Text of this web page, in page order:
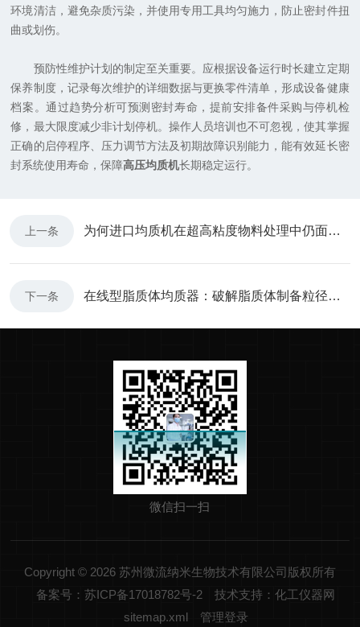
环境清洁，避免杂质污染，并使用专用工具均匀施力，防止密封件扭
曲或划伤。
预防性维护计划的制定至关重要。应根据设备运行时长建立定期
保养制度，记录每次维护的详细数据与更换零件清单，形成设备健康
档案。通过趋势分析可预测密封寿命，提前安排备件采购与停机检
修，最大限度减少非计划停机。操作人员培训也不可忽视，使其掌握
正确的启停程序、压力调节方法及初期故障识别能力，能有效延长密
封系统使用寿命，保障高压均质机长期稳定运行。
上一条 为何进口均质机在超高粘度物料处理中仍面临堵管风险？
下一条 在线型脂质体均质器：破解脂质体制备粒径不均难题
微信扫一扫
Copyright © 2026 苏州微流纳米生物技术有限公司版权所有
备案号：苏ICP备17018782号-2
技术支持：化工仪器网
sitemap.xml
管理登录